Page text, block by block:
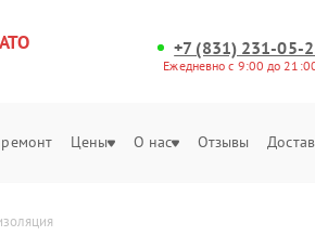
+7 (831) 231-05-
Ежедневно с 9:00 до
Цены О нас Отзывы